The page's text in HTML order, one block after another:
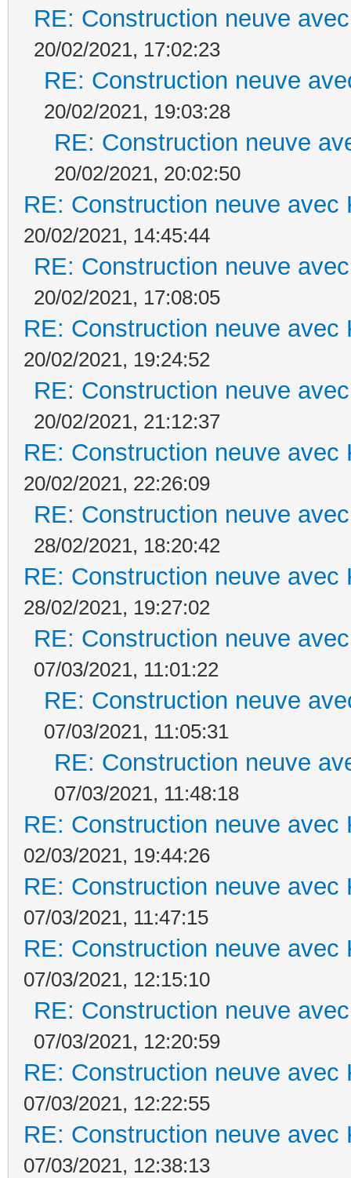
RE: Construction neuve
20/02/2021, 17:02:23
RE: Construction neuve
20/02/2021, 19:03:28
RE: Construction neuve
20/02/2021, 20:02:50
RE: Construction neuve avec
20/02/2021, 14:45:44
RE: Construction neuve
20/02/2021, 17:08:05
RE: Construction neuve avec
20/02/2021, 19:24:52
RE: Construction neuve
20/02/2021, 21:12:37
RE: Construction neuve avec
20/02/2021, 22:26:09
RE: Construction neuve
28/02/2021, 18:20:42
RE: Construction neuve avec
28/02/2021, 19:27:02
RE: Construction neuve
07/03/2021, 11:01:22
RE: Construction neuve
07/03/2021, 11:05:31
RE: Construction neuve
07/03/2021, 11:48:18
RE: Construction neuve avec
02/03/2021, 19:44:26
RE: Construction neuve avec
07/03/2021, 11:47:15
RE: Construction neuve avec
07/03/2021, 12:15:10
RE: Construction neuve
07/03/2021, 12:20:59
RE: Construction neuve avec
07/03/2021, 12:22:55
RE: Construction neuve avec
07/03/2021, 12:38:13